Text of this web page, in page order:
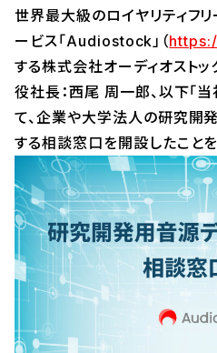
世界最大級のロイヤリティフリ
ービス「Audiostock」（
する株式会社オーディオスト
役社長：西尾 周一郎、以下「
て、企業や大学法人の研究開
する相談窓口を開設したことを